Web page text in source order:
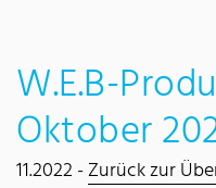
W.E.B-
Oktober
11.2022 -Zurück zur